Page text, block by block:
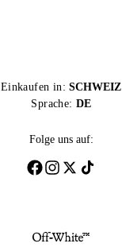
Einkaufen in: SCHWEIZ
Sprache: DE
Folge uns auf: